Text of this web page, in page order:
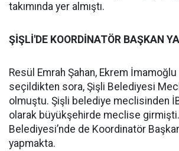
takımında yer almıştı.
ŞİŞLİ'DE KOORDİNATÖR BAŞKAN
Resül Emrah Şahan, Ekrem İmamoğlu
seçildikten sora, Şişli Belediyesi
olmuştu. Şişli belediye meclisinden
olarak büyükşehirde meclise girmişti.
Belediyesi’nde de Koordinatör Başkan
yapmakta.